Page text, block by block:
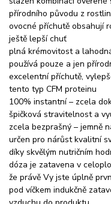
přírodního původu z
ovocné příchutě obsahují
ještě lepší chuť
plná krémovitost a
používá pouze a jen
excelentní příchutě,
tento typ CFM proteinu
100% instantní – zcela
špičková stravitelnost a
zcela bezprašný – jemně
určen pro nárůst kvalitní
díky skvělým nutričním
dóza je zatavena v
že právě Vy jste úplně
pod víčkem indukčně